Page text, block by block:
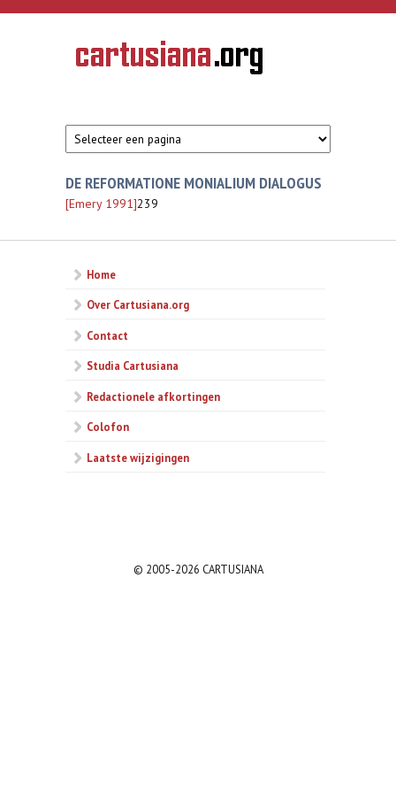
Overslaan en naar de inhoud gaan
CARTUSIANA
Geschiedenis
van de
DE REFORMATIONE MONIALIUM DIALOGUS
[Emery 1991]239
Home
Over Cartusiana.org
Contact
Studia Cartusiana
Redactionele afkortingen
Colofon
Laatste wijzigingen
© 2005-2026 CARTUSIANA